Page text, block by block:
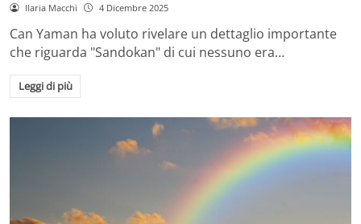
Ilaria Macchi 4 Dicembre 2025
Can Yaman ha voluto rivelare un dettaglio importante
che riguarda "Sandokan" di cui nessuno era…
Leggi di più